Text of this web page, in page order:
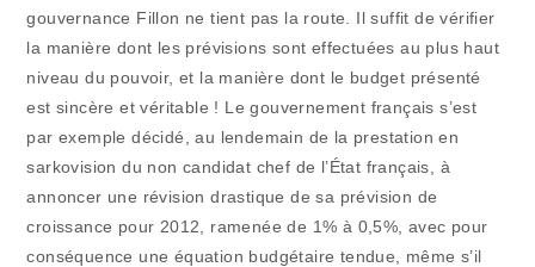
gouvernance Fillon ne tient pas la route. Il suffit de vérifier
la manière dont les prévisions sont effectuées au plus haut
niveau du pouvoir, et la manière dont le budget présenté
est sincère et véritable ! Le gouvernement français s’est
par exemple décidé, au lendemain de la prestation en
sarkovision du non candidat chef de l’État français, à
annoncer une révision drastique de sa prévision de
croissance pour 2012, ramenée de 1% à 0,5%, avec pour
conséquence une équation budgétaire tendue, même s’il